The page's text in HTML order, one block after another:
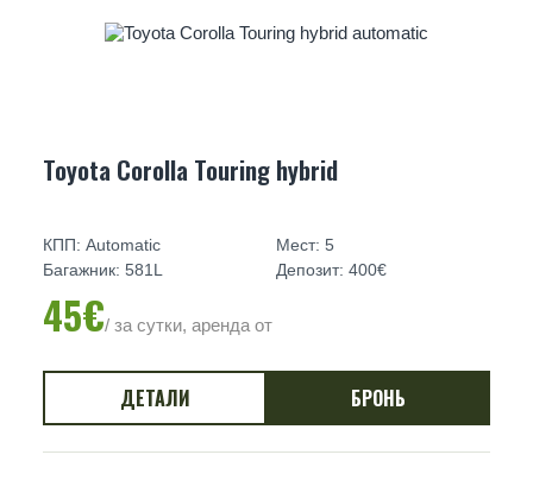
Toyota Corolla Touring hybrid
КПП: Automatic
Мест: 5
Багажник: 581L
Депозит: 400€
45€/ за сутки, аренда от
ДЕТАЛИ БРОНЬ